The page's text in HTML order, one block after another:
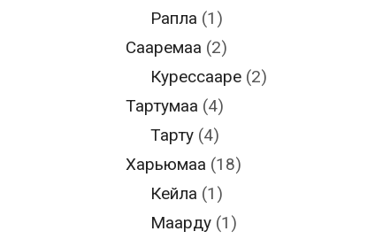
Рапла (1)
Сааремаа (2)
Курессааре (2)
Тартумаа (4)
Тарту (4)
Харьюмаа (18)
Кейла (1)
Маарду (1)